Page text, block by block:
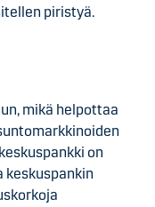
piristyä.
mikä helpottaa
on
keskuspankin